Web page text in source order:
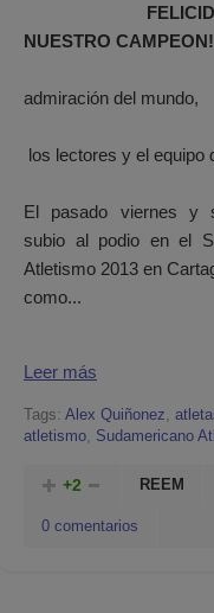
NUESTRO
con
admiración del mundo,
los lectores y el equipo
El pasado viernes y
subio al podio en el
Atletismo 2013 en
como...
Leer más
Tags: Alex Quiñonez,
atletismo, Sudamericano
+2 REEM
0 comentarios